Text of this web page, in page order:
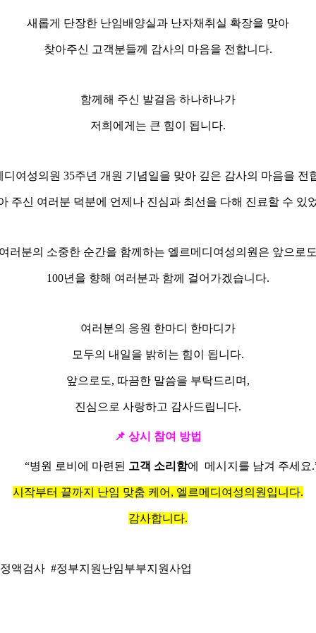
새롭게 단장한 난임배양실과 난자채취실 확장을 맞아
찾아주신 고객분들께 감사의 마음을 전합니다.
함께해 주신 발걸음 하나하나가
저희에게는 큰 힘이 됩니다.
디여성의원 35주년 개원 기념일을 맞아 깊은 감사의 마음을 전
주신 여러분 덕분에 언제나 진심과 최선을 다해 진료할 수 있
여러분의 소중한 순간을 함께하는 엘르메디여성의원은 앞으로도
100년을 향해 여러분과 함께 걸어가겠습니다.
여러분의 응원 한마디 한마디가
모두의 내일을 밝히는 힘이 됩니다.
앞으로도, 따끔한 말씀을 부탁드리며,
진심으로 사랑하고 감사드립니다.
📌 상시 참여 방법
“병원 로비에 마련된 고객 소리함에 메시지를 남겨 주세요
시작부터 끝까지 난임 맞춤 케어, 엘르메디여성의원입니다.
감사합니다.
액검사 #정부지원난임부부지원사업